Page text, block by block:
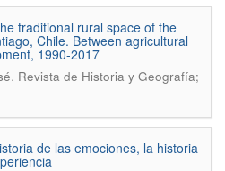
traditional rural space of the
Chile. Between agricultural
1990-2017
. Revista de Historia y Geografí­a;
de las emociones, la historia